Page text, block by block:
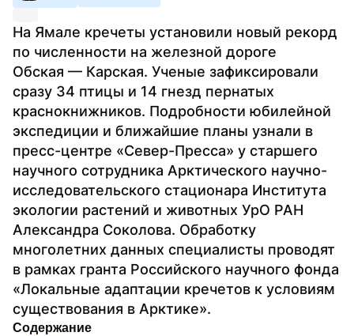
На Ямале кречеты установили новый рекорд
по численности на железной дороге
Обская — Карская. Ученые зафиксировали
сразу 34 птицы и 14 гнезд пернатых
краснокнижников. Подробности юбилейной
экспедиции и ближайшие планы узнали в
пресс-центре «Север-Пресса» у старшего
научного сотрудника Арктического научно-
исследовательского стационара Института
экологии растений и животных УрО РАН
Александра Соколова. Обработку
многолетних данных специалисты проводят
в рамках гранта Российского научного фонда
«Локальные адаптации кречетов к условиям
существования в Арктике».
Содержание